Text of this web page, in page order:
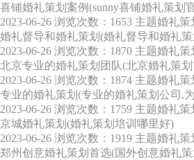
喜铺婚礼策划案例(sunny喜铺婚礼策划
2023-06-26 浏览次数：1653 主题婚礼策
婚礼督导和婚礼策划(婚礼督导和婚礼
2023-06-26 浏览次数：1870 主题婚礼策
北京专业的婚礼策划团队(北京婚礼策
2023-06-26 浏览次数：1874 主题婚礼策
专业的婚礼策划(专业的婚礼策划公司,
2023-06-26 浏览次数：1759 主题婚礼策
京城婚礼策划(婚礼策划培训哪里好)
2023-06-26 浏览次数：1919 主题婚礼策
郑州创意婚礼策划首选(国外创意婚礼